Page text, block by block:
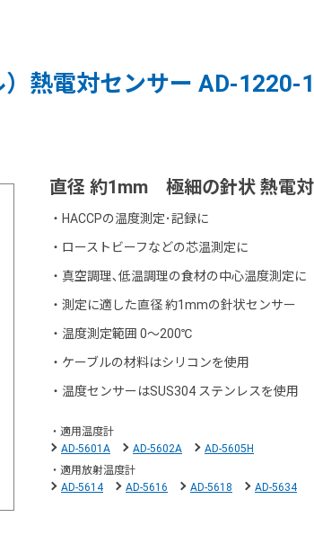
熱電対センサー AD-1220-
直径 約1mm 極細の針状 熱電
・ HACCPの温度測定･記録に
・ ローストビーフなどの芯温測定に
・ 真空調理､低温調理の食材の中心温度測定に
・ 測定に適した直径 約1mmの針状センサー
・ 温度測定範囲 0～200℃
・ ケーブルの材料はシリコンを使用
・ 温度センサーはSUS304 ステンレスを使用
・適用温度計
AD-5601A
AD-5602A
AD-5605H
・適用放射温度計
AD-5614
AD-5616 AD-5618 AD-5634